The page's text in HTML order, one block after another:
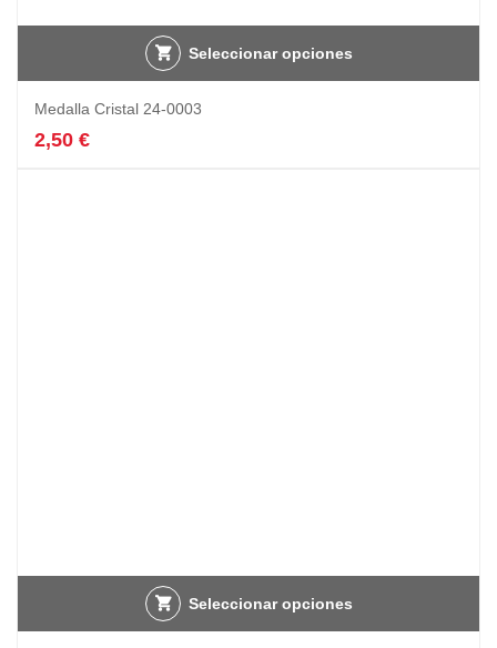
Seleccionar opciones
Medalla Cristal 24-0003
2,50 €
Seleccionar opciones